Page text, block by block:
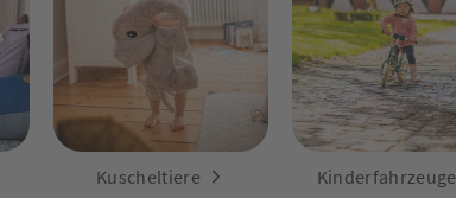
Kuscheltiere Kinderfahrzeuge